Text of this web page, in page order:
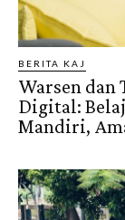
BERITA KAJ
Warsen dan
Digital:
Mandiri,